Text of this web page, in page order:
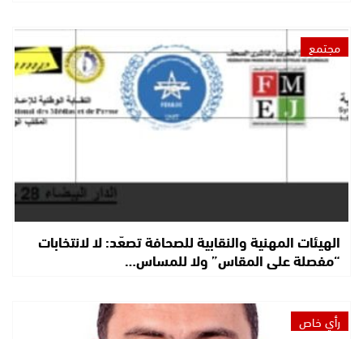
مجتمع
الهيئات المهنية والنقابية للصحافة تصعّد: لا لانتخابات
“مفصلة على المقاس” ولا للمساس…
رأي خاص